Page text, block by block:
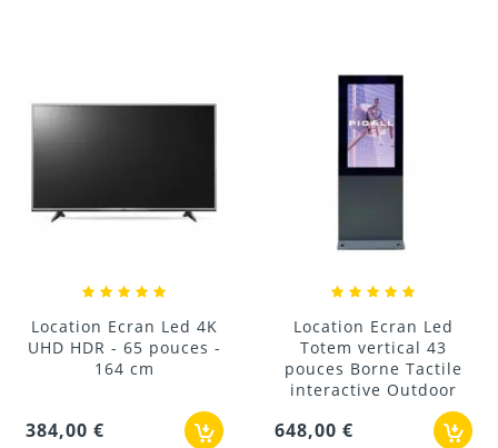
Location Ecran Led 4K
UHD HDR - 65 pouces -
164 cm
384,00 €
Location Ecran Led
Totem vertical 43
pouces Borne Tactile
interactive Outdoor
648,00 €